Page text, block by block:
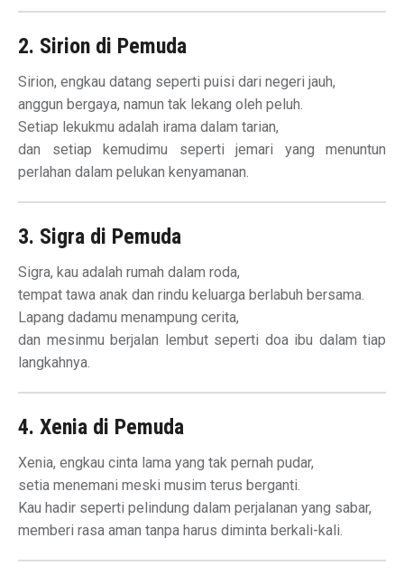
2. Sirion di Pemuda
Sirion, engkau datang seperti puisi dari negeri jauh,
anggun bergaya, namun tak lekang oleh peluh.
Setiap lekukmu adalah irama dalam tarian,
dan setiap kemudimu seperti jemari yang menuntun
perlahan dalam pelukan kenyamanan.
3. Sigra di Pemuda
Sigra, kau adalah rumah dalam roda,
tempat tawa anak dan rindu keluarga berlabuh bersama.
Lapang dadamu menampung cerita,
dan mesinmu berjalan lembut seperti doa ibu dalam tiap
langkahnya.
4. Xenia di Pemuda
Xenia, engkau cinta lama yang tak pernah pudar,
setia menemani meski musim terus berganti.
Kau hadir seperti pelindung dalam perjalanan yang sabar,
memberi rasa aman tanpa harus diminta berkali-kali.